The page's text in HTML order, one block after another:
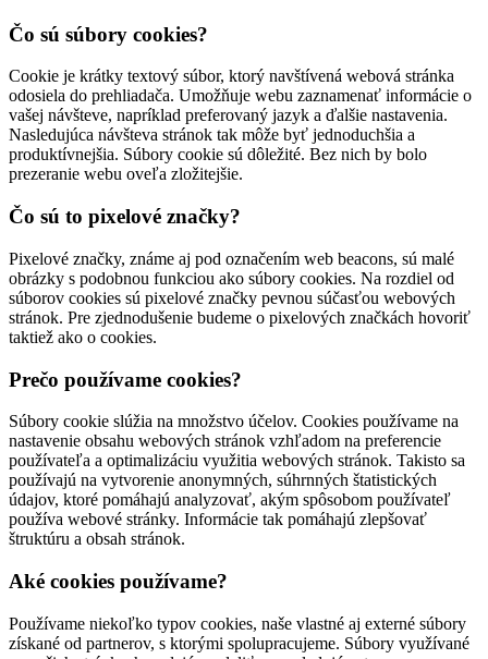
Čo sú súbory cookies?
Cookie je krátky textový súbor, ktorý navštívená webová stránka
odosiela do prehliadača. Umožňuje webu zaznamenať informácie o
vašej návšteve, napríklad preferovaný jazyk a ďalšie nastavenia.
Nasledujúca návšteva stránok tak môže byť jednoduchšia a
produktívnejšia. Súbory cookie sú dôležité. Bez nich by bolo
prezeranie webu oveľa zložitejšie.
Čo sú to pixelové značky?
Pixelové značky, známe aj pod označením web beacons, sú malé
obrázky s podobnou funkciou ako súbory cookies. Na rozdiel od
súborov cookies sú pixelové značky pevnou súčasťou webových
stránok. Pre zjednodušenie budeme o pixelových značkách hovoriť
taktiež ako o cookies.
Prečo používame cookies?
Súbory cookie slúžia na množstvo účelov. Cookies používame na
nastavenie obsahu webových stránok vzhľadom na preferencie
používateľa a optimalizáciu využitia webových stránok. Takisto sa
používajú na vytvorenie anonymných, súhrnných štatistických
údajov, ktoré pomáhajú analyzovať, akým spôsobom používateľ
používa webové stránky. Informácie tak pomáhajú zlepšovať
štruktúru a obsah stránok.
Aké cookies používame?
Používame niekoľko typov cookies, naše vlastné aj externé súbory
získané od partnerov, s ktorými spolupracujeme. Súbory využívané